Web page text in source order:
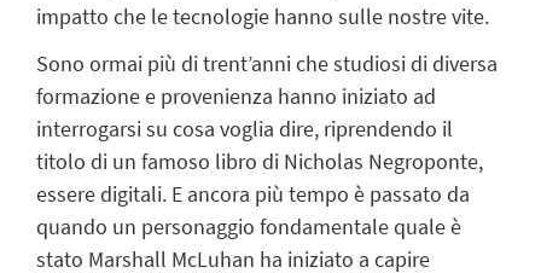
impatto che le tecnologie hanno sulle nostre vite.
Sono ormai più di trent’anni che studiosi di diversa
formazione e provenienza hanno iniziato ad
interrogarsi su cosa voglia dire, riprendendo il
titolo di un famoso libro di Nicholas Negroponte,
essere digitali. E ancora più tempo è passato da
quando un personaggio fondamentale quale è
stato Marshall McLuhan ha iniziato a capire